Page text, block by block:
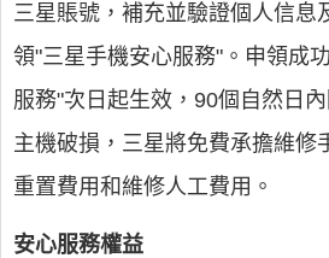
三星賬號，補充並驗證個人信息
領"三星手機安心服務"。申領成
服務"次日起生效，90個自然日
主機破損，三星將免費承擔維修
重置費用和維修人工費用。
安心服務權益